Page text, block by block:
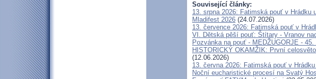
Související články:
13. srpna 2026: Fatimská pouť v Hrádku
Mladifest 2026 (24.07.2026)
13. července 2026: Fatimská pouť v
VI. Dětská pěší pouť: Štítary - Vranov
Pozvánka na pouť - MEDŽUGORJE -
HISTORICKÝ OKAMŽIK: První
(12.06.2026)
13. června 2026: Fatimská pouť v
Noční eucharistické procesí na Svatý